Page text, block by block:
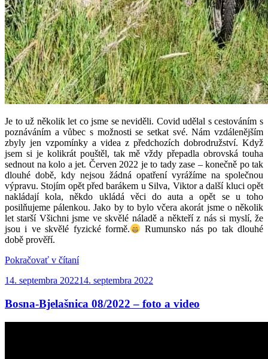
Je to už několik let co jsme se neviděli. Covid udělal s cestováním s
poznáváním a vůbec s možnosti se setkat své. Nám vzdálenějším
zbyly jen vzpomínky a videa z předchozích dobrodružství. Když
jsem si je kolikrát pouštěl, tak mě vždy přepadla obrovská touha
sednout na kolo a jet. Červen 2022 je to tady zase – konečně po tak
dlouhé době, kdy nejsou žádná opatření vyrážíme na společnou
výpravu. Stojím opět před barákem u Silva, Viktor a další kluci opět
nakládají kola, někdo ukládá věci do auta a opět se u toho
posilňujeme pálenkou. Jako by to bylo včera akorát jsme o několik
let starší Všichni jsme ve skvělé náladě a někteří z nás si myslí, že
jsou i ve skvělé fyzické formě.
Rumunsko nás po tak dlouhé
době prověří.
Pokračovať v čítaní„Rumunsko
Publikované
14. septembra 202214. septembra 2022
Bosna-Bjelašnica 08/2022 – foto a video